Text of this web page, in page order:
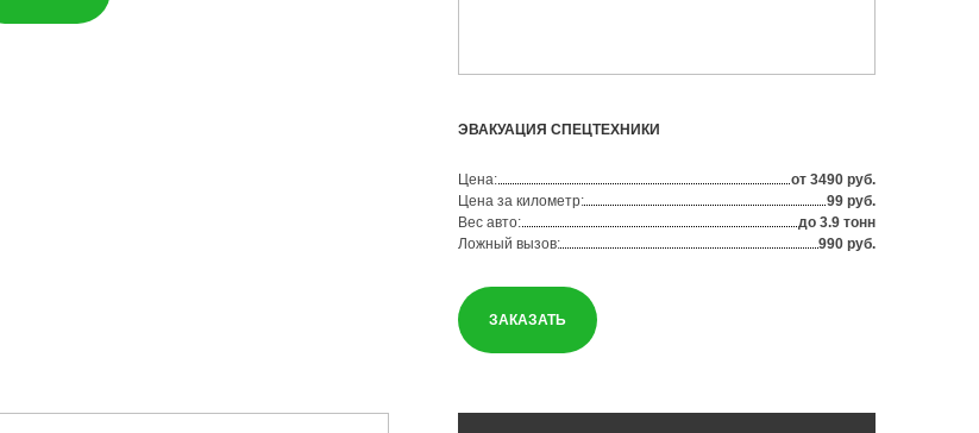
ЭВАКУАЦИЯ СПЕЦТЕХНИКИ
Цена:
от 3490 руб.
Цена за километр:
99 руб.
Вес авто:
до 3.9 тонн
Ложный вызов:
990 руб.
ЗАКАЗАТЬ